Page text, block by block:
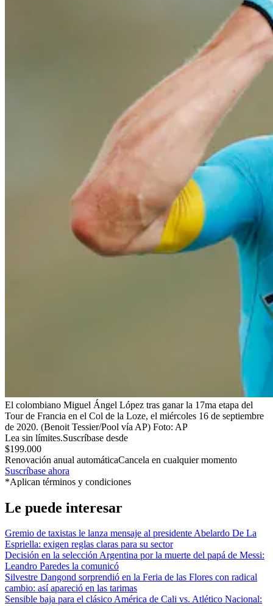
El colombiano Miguel Ángel López tras ganar la 17ma etapa del
Tour de Francia en el Col de la Loze, el miércoles 16 de septiembre
de 2020. (Benoit Tessier/Pool vía AP) Foto: AP
Lea sin límites.Suscríbase desde
$199.000
Renovación anual automáticaCancela en cualquier momento
Suscríbase ahora
*Aplican términos y condiciones
Le puede interesar
Gremio de taxistas le lanza mensaje al presidente Abelardo De La
Espriella: exigen reglas claras para su sector
Decisión en la selección Argentina por la muerte del papá de Messi:
Leandro Paredes la comunicó
Silvestre Dangond sorprendió en la Feria de las Flores con radical
cambio: así apareció en las tarimas
Sensible baja para el clásico América de Cali vs. Atlético Nacional: